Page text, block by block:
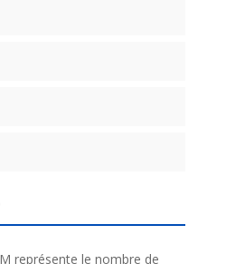
représente le nombre de